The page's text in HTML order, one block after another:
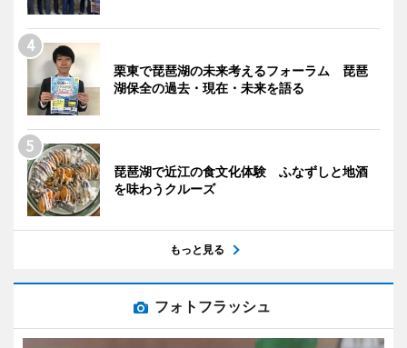
栗東で琵琶湖の未来考えるフォーラム 琵琶
湖保全の過去・現在・未来を語る
琵琶湖で近江の食文化体験 ふなずしと地酒
を味わうクルーズ
もっと見る
フォトフラッシュ